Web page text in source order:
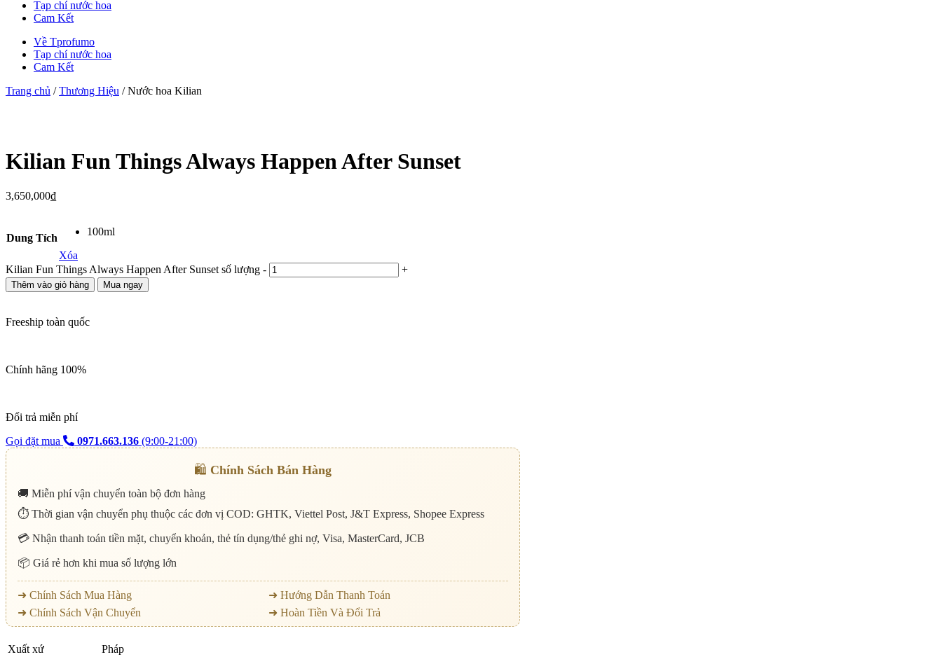
Tạp chí nước hoa
Cam Kết
Về Tprofumo
Tạp chí nước hoa
Cam Kết
Trang chủ /Thương Hiệu / Nước hoa Kilian
Kilian Fun Things Always Happen After Sunset
3,650,000₫
Dung Tích
100ml
Xóa
Kilian Fun Things Always Happen After Sunset số lượng - +
Thêm vào giỏ hàng Mua ngay
Freeship toàn quốc
Chính hãng 100%
Đổi trả miễn phí
Gọi đặt mua
0971.663.136 (9:00-21:00)
🛍️ Chính Sách Bán Hàng
🚚 Miễn phí vận chuyển toàn bộ đơn hàng
⏱️ Thời gian vận chuyển phụ thuộc các đơn vị COD: GHTK, Viettel Post, J&T Express, Shopee Express
💳 Nhận thanh toán tiền mặt, chuyển khoản, thẻ tín dụng/thẻ ghi nợ, Visa, MasterCard, JCB
📦 Giá rẻ hơn khi mua số lượng lớn
➜ Chính Sách Mua Hàng
➜ Hướng Dẫn Thanh Toán
➜ Chính Sách Vận Chuyển
➜ Hoàn Tiền Và Đổi Trả
Xuất xứ
Pháp